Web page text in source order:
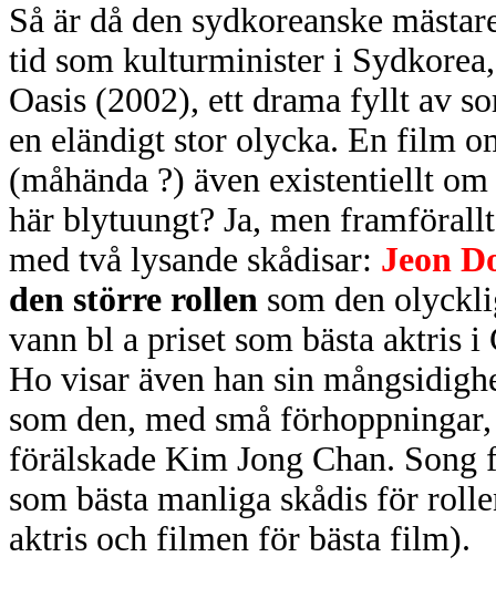
Så är då den sydkoreanske
tid som kulturminister i
Oasis (2002), ett drama fyllt av
en eländigt stor olycka. En film
(måhända ?) även existentiellt
här blytuungt? Ja, men
med två lysande skådisar: Jeon
den större rollen som den
vann bl a priset som bästa aktris
Ho visar även han sin
som den, med små
förälskade Kim Jong Chan.
som bästa manliga skådis för
aktris och filmen för bästa film).